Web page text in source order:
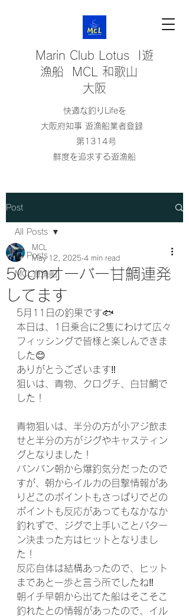
Marin Club Lotus |遊
漁船 MCL 和歌山
大阪
快適な釣りLifeを
大阪府知事 遊漁船業者登録
第1314号
鮮度を追求する遊漁船
Post
All Posts
MCL遊漁船
All Posts
50cmオーバー甘鯛連発
してます
MCL
May 12, 2025 4 min read
5月11日の釣果です🐟
本日は、1日乗合に2隻にわけて広々
フィッシングで皆様と楽しんできま
した😊
ありがとうございます‼️
狙いは、青物、クログチ、白甘鯛で
した！
青物狙いは、半分の方が小アジ飲ま
せと半分の方がジグやキャスティン
グとなりました！
バンバン朝から爆釣気分だったので
すが、朝からイルカの目撃情報があ
りどこのポイントもさっぱりでどの
ポイントも反応があってもなかなか
釣れずで、ジグで上手いことパター
ン決まった方はヒットとなりまし
た！
反応自体は結構あったので、ヒット
まであと一歩と言う所でしたね‼️
朝イチ早朝から出てた船はそこそこ
釣れたとの情報があったので、イル